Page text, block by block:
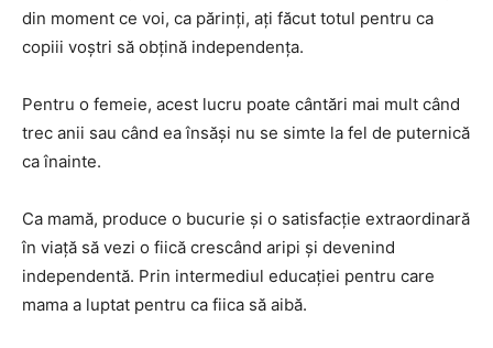
din moment ce voi, ca părinți, ați făcut totul pentru ca
copiii voștri să obțină independența.
Pentru o femeie, acest lucru poate cântări mai mult când
trec anii sau când ea însăși nu se simte la fel de puternică
ca înainte.
Ca mamă, produce o bucurie și o satisfacție extraordinară
în viață să vezi o fiică crescând aripi și devenind
independentă. Prin intermediul educației pentru care
mama a luptat pentru ca fiica să aibă.